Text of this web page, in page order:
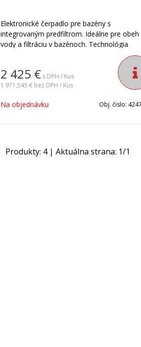
Elektronické čerpadlo pre bazény s
integrovaným predfiltrom. Ideálne pre obeh
vody a filtráciu v bazénoch. Technológia
frekvenčného meniča kombinovaná s
chladeným motorom umožňuje maximálnu
úsporu energie a tichú prevádzku. Vďaka
motoru chladeného čerpanou kvapalinou
veľkej výmeny vzduchu.
2 425 € s DPH / Kus
1 971,545 € bez DPH / Kus
Na objednávku Obj. čislo:
Produkty: 4| Aktuálna strana: 1/1